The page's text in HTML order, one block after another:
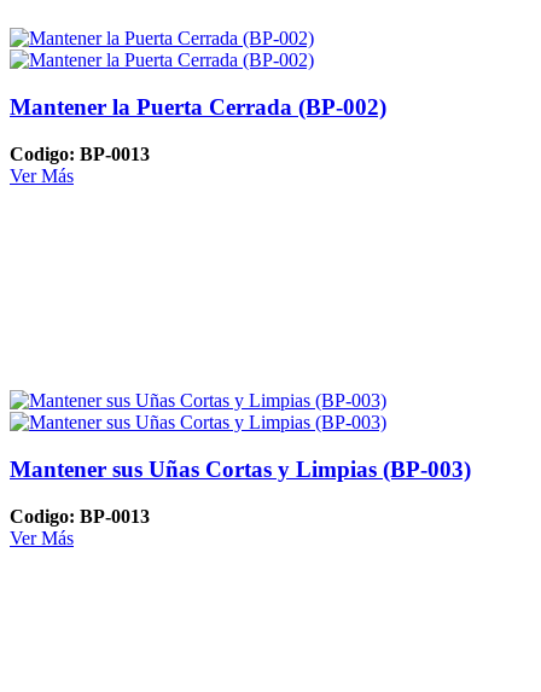
Mantener la Puerta Cerrada (BP-002)
Codigo: BP-0013
Ver Más
Mantener sus Uñas Cortas y Limpias (BP-003)
Codigo: BP-0013
Ver Más